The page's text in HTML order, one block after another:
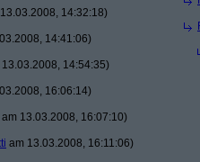
14:32:18)
14:41:06)
14:54:35)
16:06:14)
am 13.03.2008, 16:07:10)
am 13.03.2008, 16:11:06)